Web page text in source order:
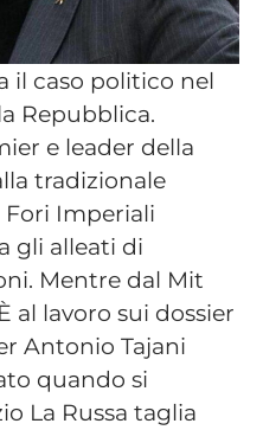
il caso politico nel
Repubblica.
e leader della
tradizionale
Imperiali
gli alleati di
Mentre dal Mit
al lavoro sui dossier
Antonio Tajani
quando si
La Russa taglia